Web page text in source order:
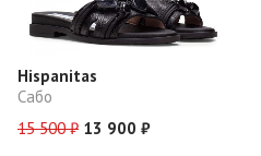
Hispanitas
Сабо
15 500 ₽ 13 900 ₽